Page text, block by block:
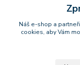
Náš e-shop a
cookies, aby Vám